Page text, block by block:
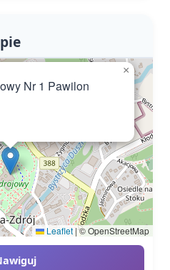
Nr 1 Pawilon
×
Leaflet |© OpenStreetMap